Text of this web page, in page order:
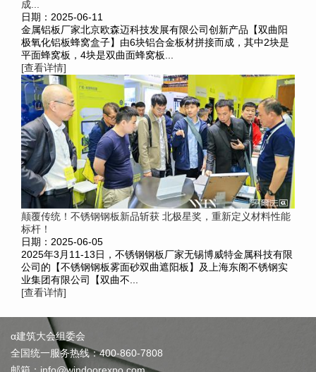
成...
日期：2025-06-11
金属铝板厂家北京欧森迈科技发展有限公司创新产品【双曲阳
极氧化铝板蜂窝盒子】由6块铝合金板材拼接而成，其中2块是
平面蜂窝板，4块是双曲面蜂窝板...
[查看详情]
颠覆传统！不锈钢钢板新品斩获 北极星奖，重新定义材料性能
标杆！
日期：2025-06-05
2025年3月11-13日，不锈钢钢板厂家无锡博威特金属科技有限
公司的【不锈钢钢板雾面砂双曲遮阳板】及上海东阁不锈钢实
业集团有限公司【双曲不...
[查看详情]
α建筑大会组委会
全国统一服务热线：400-860-7808